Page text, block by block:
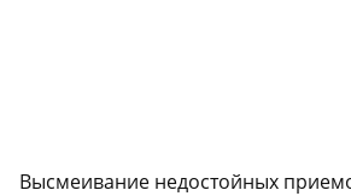
Высмеивание недостойных